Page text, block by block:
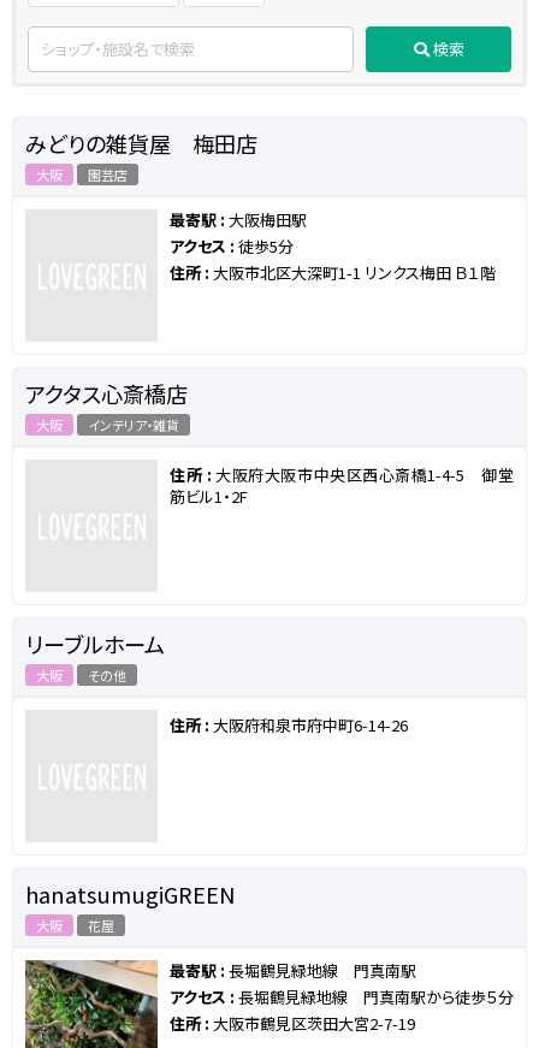
検索
みどりの雑貨屋 梅田店
大阪 園芸店
最寄駅 : 大阪梅田駅
アクセス : 徒歩5分
住所 : 大阪市北区大深町1-1 リンクス梅田 Ｂ１階
アクタス心斎橋店
大阪 インテリア・雑貨
住所 :大阪府大阪市中央区西心斎橋1-4-5 御堂
筋ビル1・2F
リーブルホーム
大阪 その他
住所 : 大阪府和泉市府中町6-14-26
hanatsumugiGREEN
大阪 花屋
最寄駅 : 長堀鶴見緑地線 門真南駅
アクセス : 長堀鶴見緑地線 門真南駅から徒歩５分
住所 : 大阪市鶴見区茨田大宮2-7-19